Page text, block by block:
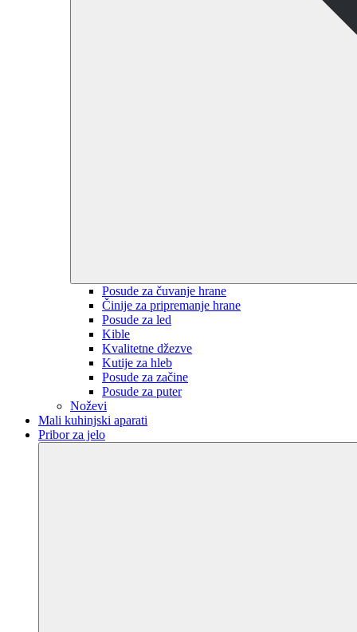
Posude za čuvanje hrane
Činije za pripremanje hrane
Posude za led
Kible
Kvalitetne džezve
Kutije za hleb
Posude za začine
Posude za puter
Noževi
Mali kuhinjski aparati
Pribor za jelo